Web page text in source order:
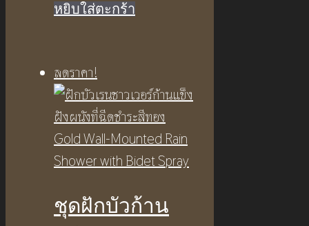
price
หยิบใส่ตะกร้า
ลดราคา!
ชุดฝักบัวก้าน